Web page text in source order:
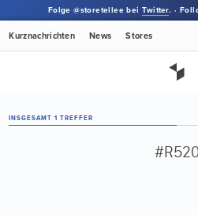
Folge @storetellee beiTwitter. ·
Kurznachrichten News Stores
INSGESAMT 1 TREFFER